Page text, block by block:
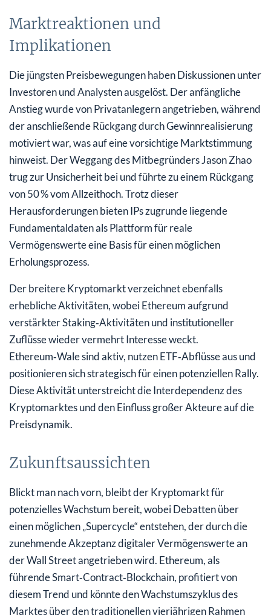
Marktreaktionen und
Implikationen
Die jüngsten Preisbewegungen haben Diskussionen unter
Investoren und Analysten ausgelöst. Der anfängliche
Anstieg wurde von Privatanlegern angetrieben, während
der anschließende Rückgang durch Gewinnrealisierung
motiviert war, was auf eine vorsichtige Marktstimmung
hinweist. Der Weggang des Mitbegründers Jason Zhao
trug zur Unsicherheit bei und führte zu einem Rückgang
von 50 % vom Allzeithoch. Trotz dieser
Herausforderungen bieten IPs zugrunde liegende
Fundamentaldaten als Plattform für reale
Vermögenswerte eine Basis für einen möglichen
Erholungsprozess.
Der breitere Kryptomarkt verzeichnet ebenfalls
erhebliche Aktivitäten, wobei Ethereum aufgrund
verstärkter Staking‑Aktivitäten und institutioneller
Zuflüsse wieder vermehrt Interesse weckt.
Ethereum‑Wale sind aktiv, nutzen ETF‑Abflüsse aus und
positionieren sich strategisch für einen potenziellen Rally.
Diese Aktivität unterstreicht die Interdependenz des
Kryptomarktes und den Einfluss großer Akteure auf die
Preisdynamik.
Zukunftsaussichten
Blickt man nach vorn, bleibt der Kryptomarkt für
potenzielles Wachstum bereit, wobei Debatten über
einen möglichen „Supercycle“ entstehen, der durch die
zunehmende Akzeptanz digitaler Vermögenswerte an
der Wall Street angetrieben wird. Ethereum, als
führende Smart‑Contract‑Blockchain, profitiert von
diesem Trend und könnte den Wachstumszyklus des
Marktes über den traditionellen vierjährigen Rahmen